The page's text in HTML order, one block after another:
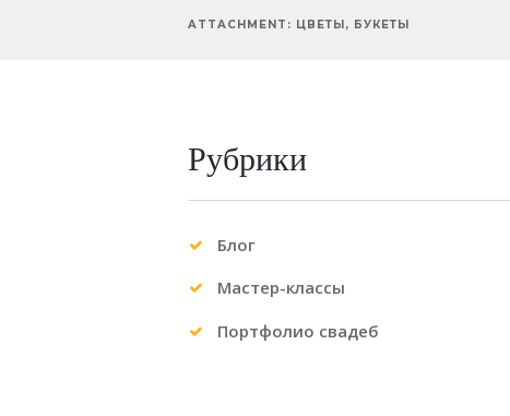
ATTACHMENT: ЦВЕТЫ, БУКЕТЫ
Previous item
Рубрики
Блог
Мастер-классы
Портфолио свадеб